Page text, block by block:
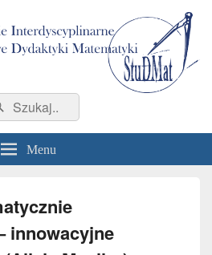
Naukowe Dydaktyki Matematyki Wydziału
i Informatyki
Search
Menu
innowacyjne